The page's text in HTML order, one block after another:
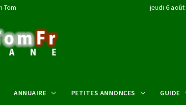
Tom jeudi 6 août
ANNUAIRE PETITES ANNONCES GUIDE